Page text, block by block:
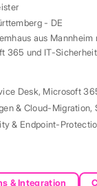
- DE
aus Mannheim
365 und IT-Sicherheit
Desk, Microsoft
& Cloud-Migration,
& Endpoint-
& Integration